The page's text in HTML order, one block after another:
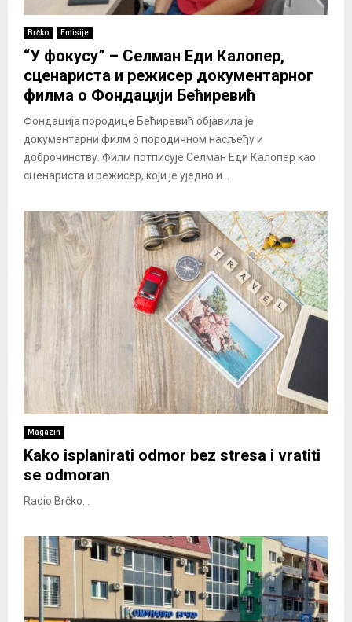
Brčko Emisije
“У фокусу” – Селман Еди Калопер,
сценариста и режисер документарног
филма о Фондацији Бећиревић
Фондација породице Бећиревић објавила је
документарни филм о породичном насљеђу и
доброчинству. Филм потписује Селман Еди Калопер као
сценариста и режисер, који је уједно и...
Magazin
Kako isplanirati odmor bez stresa i vratiti
se odmoran
Radio Brčko...